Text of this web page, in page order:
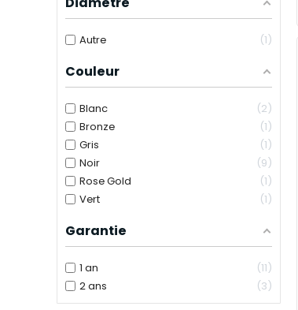
Autre 1
Couleur
Blanc
2
Bronze
1
Gris
1
Noir
9
Rose Gold
1
Vert
1
Garantie
1 an
11
2 ans
3